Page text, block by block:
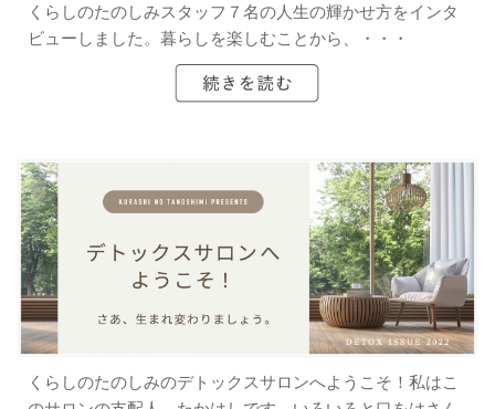
くらしのたのしみスタッフ７名の人生の輝かせ方をインタ
ビューしました。暮らしを楽しむことから、・・・
くらしのたのしみのデトックスサロンへようこそ！私はこ